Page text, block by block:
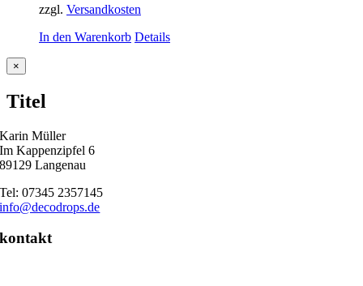
zzgl. Versandkosten
In den Warenkorb Details
Close
product
view
×
Titel
Karin Müller
Im Kappenzipfel 6
89129 Langenau
Tel: 07345 2357145
info@decodrops.de
kontakt